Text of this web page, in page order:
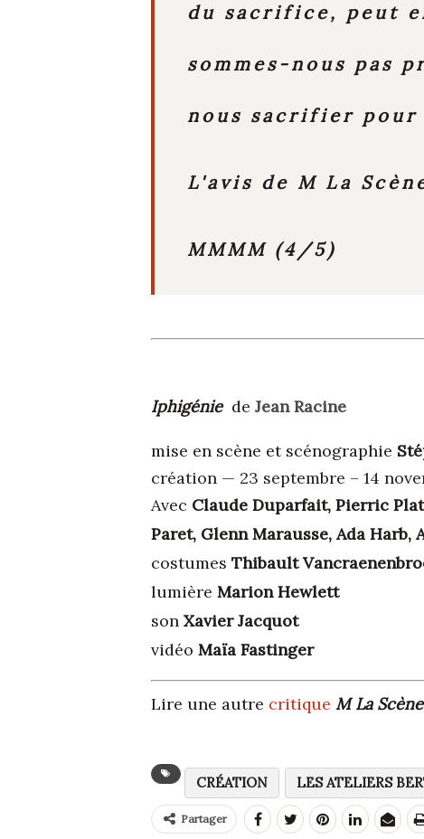
du sacrifice, peut
sommes-nous pas
nous sacrifier pour
L'avis de M La
MMMM (4/5)
Iphigéniede Jean Racine
mise en scène et scénographie
création — 23 septembre – 14
Avec Claude Duparfait, Pierric
Paret, Glenn Marausse, Ada Harb,
costumes Thibault
lumière Marion Hewlett
son Xavier Jacquot
vidéo Maïa Fastinger
Lire une autre critique M La Scène
CRÉATION LES ATELIERS
Partager